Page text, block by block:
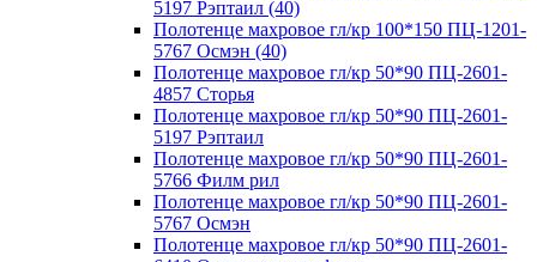
5197 Рэптаил (40)
Полотенце махровое гл/кр 100*150 ПЦ-1201-
5767 Осмэн (40)
Полотенце махровое гл/кр 50*90 ПЦ-2601-
4857 Сторья
Полотенце махровое гл/кр 50*90 ПЦ-2601-
5197 Рэптаил
Полотенце махровое гл/кр 50*90 ПЦ-2601-
5766 Филм рил
Полотенце махровое гл/кр 50*90 ПЦ-2601-
5767 Осмэн
Полотенце махровое гл/кр 50*90 ПЦ-2601-